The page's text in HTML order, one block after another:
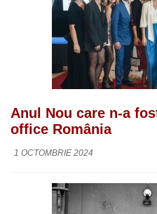
Anul Nou care n-a
office România
1 OCTOMBRIE 2024